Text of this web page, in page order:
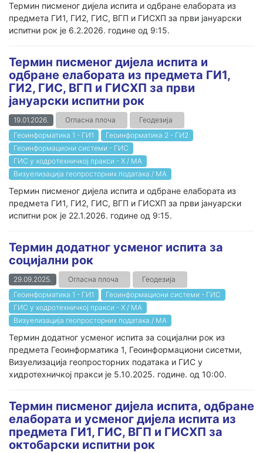
Термин писменог дијела испита и одбране елабората из
предмета ГИ1, ГИ2, ГИС, ВГП и ГИСХП за први јануарски
испитни рок је 6.2.2026. године од 9:15.
Термин писменог дијела испита и
одбране елабората из предмета ГИ1,
ГИ2, ГИС, ВГП и ГИСХП за први
jaнуарски испитни рок
19.01.2026. Огласна плоча
Геодезија
Геоинформатика 1 - ГИ1
Геоинформатика 2 - ГИ2
Геоинформациони системи - ГИС
ГИС у ходротехничкој пракси - Х / МА
Визуелизација геопросторних података / МА
Термин писменог дијела испита и одбране елабората из
предмета ГИ1, ГИ2, ГИС, ВГП и ГИСХП за први јануарски
испитни рок је 22.1.2026. године од 9:15.
Термин додатног усменог испита за
социјални рок
29.09.2025. Огласна плоча
Геодезија
Геоинформатика 1 - ГИ1
Геоинформациони системи - ГИС
ГИС у ходротехничкој пракси - Х / МА
Визуелизација геопросторних података / МА
Термин додатног усменог испита за социјални рок из
предмета Геоинформатика 1, Геоинформациони сисетми,
Визуелизација геопросторних података и ГИС у
хидротехничкој пракси је 5.10.2025. године. од 10:00.
Термин писменог дијела испита, одбране
елабората и усменог дијела испита из
предмета ГИ1, ГИС, ВГП и ГИСХП за
октобарски испитни рок